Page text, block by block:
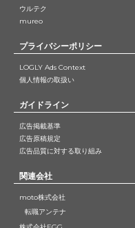
ウルテク
mureo
プライバシーポリシー
LOGLY Ads Context
個人情報の取扱い
ガイドライン
広告掲載基準
広告原稿規定
広告品質に対する取り組み
関連会社
moto株式会社
転職アンテナ